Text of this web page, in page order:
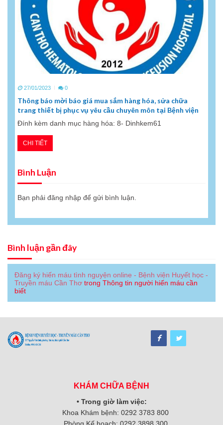
27/01/2023 0
Thông báo mời báo giá mua sắm hàng hóa, sửa chữa
trang thiết bị phục vụ yêu cầu chuyên môn tại Bệnh viện
Đính kèm danh mục hàng hóa: 8- Dinhkem61
CHI TIẾT
Bình Luận
Bạn phải đăng nhập để gửi bình luận.
Bình luận gần đây
Đăng ký hiến máu tình nguyện online - Bệnh viện Huyết học -
Truyền máu Cần Thơ trong Thông tin người hiến máu cần
biết
KHÁM CHỮA BỆNH
• Trong giờ làm việc:
Khoa Khám bệnh: 0292 3783 800